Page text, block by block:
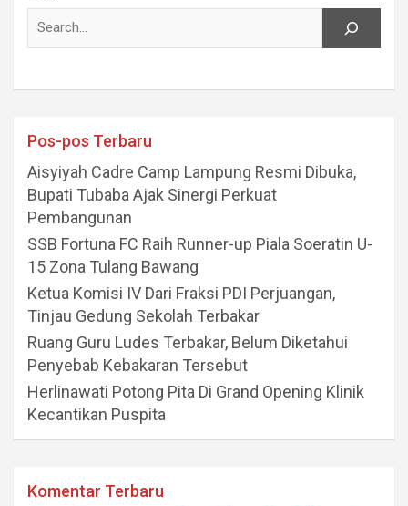
Pos-pos Terbaru
Aisyiyah Cadre Camp Lampung Resmi Dibuka,
Bupati Tubaba Ajak Sinergi Perkuat
Pembangunan
SSB Fortuna FC Raih Runner-up Piala Soeratin U-
15 Zona Tulang Bawang
Ketua Komisi IV Dari Fraksi PDI Perjuangan,
Tinjau Gedung Sekolah Terbakar
Ruang Guru Ludes Terbakar, Belum Diketahui
Penyebab Kebakaran Tersebut
Herlinawati Potong Pita Di Grand Opening Klinik
Kecantikan Puspita
Komentar Terbaru